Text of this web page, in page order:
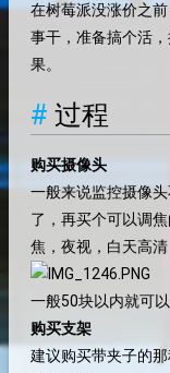
在树莓派没涨价之
事干，准备搞个活
果。
过程
购买摄像头
一般来说监控摄像
了，再买个可以调
焦，夜视，白天高清
一般50块以内就可
购买支架
建议购买带夹子的